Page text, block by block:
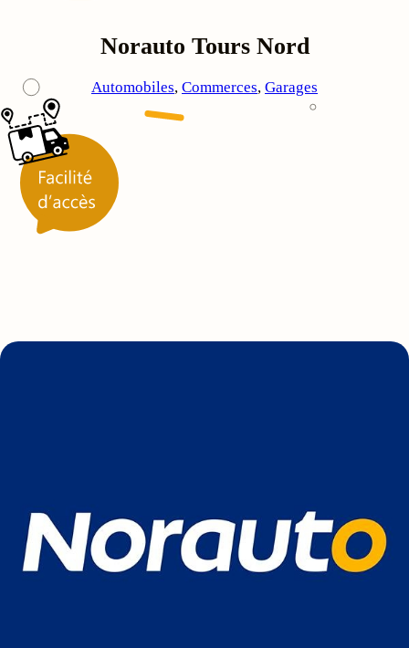
Norauto Tours Nord
Automobiles, Commerces, Garages